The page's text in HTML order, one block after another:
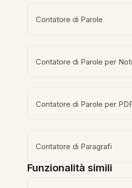
Contatore di Parole
Contatore di Parole per
Contatore di Parole per
Contatore di Paragrafi
Funzionalità simili